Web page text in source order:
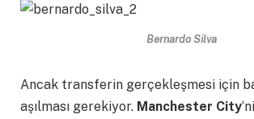
Bernardo Silva
Ancak transferin gerçekleşmesi için
aşılması gerekiyor. Manchester City